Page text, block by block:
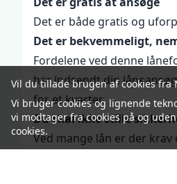
Det er både gratis og
Det er bekvemmeligt,
Fordelene ved denne
har indsendt din
for et kvarter.
Du skal ikke stille
Ved mange lån er der
Vil du tillade brugen af cookies fra
Vi brugercookiesog lignende
vi modtager fra cookies på og
cookies.